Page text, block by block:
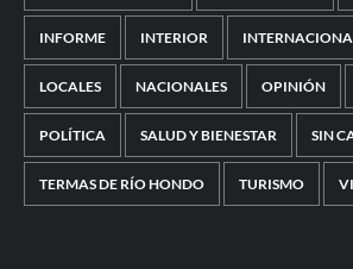
INFORME INTERIOR
LOCALES NACIONALES OPINIÓN
POLÍTICA SALUD Y BIENESTAR SIN
TERMAS DE RÍO HONDO TURISMO